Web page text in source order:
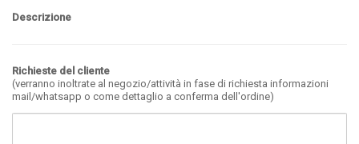
Descrizione
Richieste del cliente
(verranno inoltrate al negozio/attività in fase di richiesta informazioni
mail/whatsapp o come dettaglio a conferma dell'ordine)